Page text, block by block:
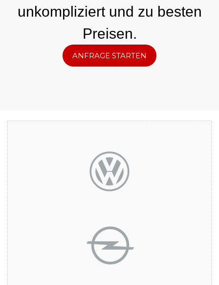
unkompliziert und zu besten
Preisen.
ANFRAGE STARTEN